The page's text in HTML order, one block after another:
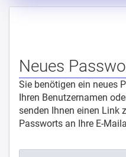
Neues
Sie benötigen ein neues
Ihren Benutzernamen
senden Ihnen einen Link
Passworts an Ihre E-